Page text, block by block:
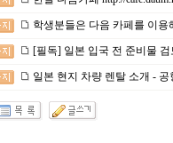
학생분들은 다음 카페를 이용
[필독] 일본 입국 전 준비물 검
일본 현지 차량 렌탈 소개 - 공